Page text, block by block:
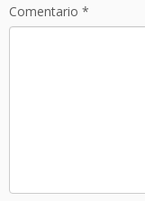
Comentario *